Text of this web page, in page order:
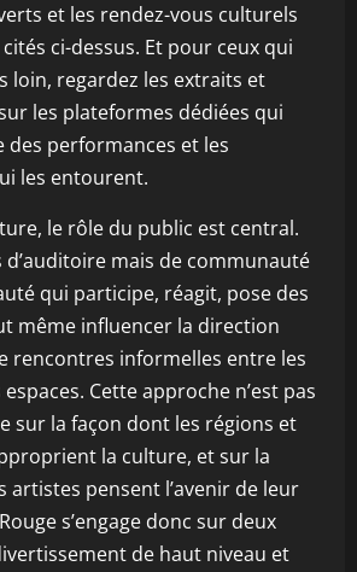
et les rendez-vous culturels
ci-dessus. Et pour ceux qui
loin, regardez les extraits et
les plateformes dédiées qui
des performances et les
les entourent.
le rôle du public est central.
d’auditoire mais de communauté
qui participe, réagit, pose des
même influencer la direction
rencontres informelles entre les
Cette approche n’est pas
sur la façon dont les régions et
la culture, et sur la
artistes pensent l’avenir de leur
s’engage donc sur deux
de haut niveau et